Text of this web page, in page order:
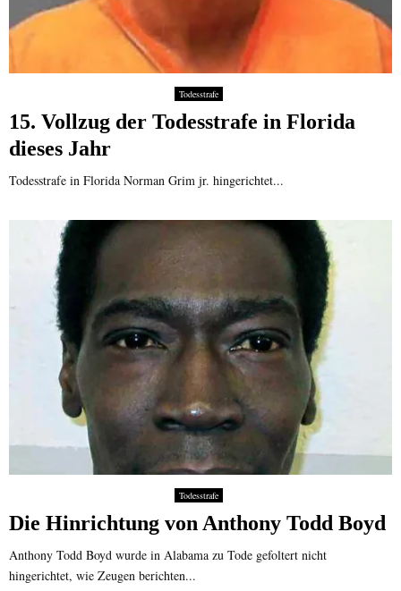
Todesstrafe
15. Vollzug der Todesstrafe in Florida
dieses Jahr
Todesstrafe in Florida Norman Grim jr. hingerichtet...
Todesstrafe
Die Hinrichtung von Anthony Todd Boyd
Anthony Todd Boyd wurde in Alabama zu Tode gefoltert nicht
hingerichtet, wie Zeugen berichten...